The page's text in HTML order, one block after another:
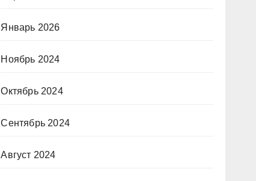
Январь 2026
Ноябрь 2024
Октябрь 2024
Сентябрь 2024
Август 2024